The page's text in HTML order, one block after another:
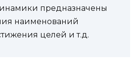
предназначены
наименований
целей и т.д.